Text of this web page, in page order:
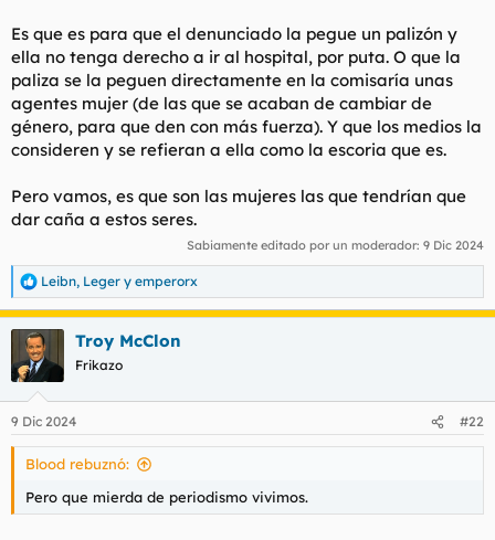
Es que es para que el denunciado la pegue un palizón y
ella no tenga derecho a ir al hospital, por puta. O que la
paliza se la peguen directamente en la comisaría unas
agentes mujer (de las que se acaban de cambiar de
género, para que den con más fuerza). Y que los medios la
consideren y se refieran a ella como la escoria que es.
Pero vamos, es que son las mujeres las que tendrían que
dar caña a estos seres.
Sabiamente editado por un moderador: 9 Dic 2024
R
e
a
c
i
e
s
Leibn, Leger y emperorx
Troy McClon
Frikazo
9 Dic 2024 #22
Blood rebuznó:
Pero que mierda de periodismo vivimos.